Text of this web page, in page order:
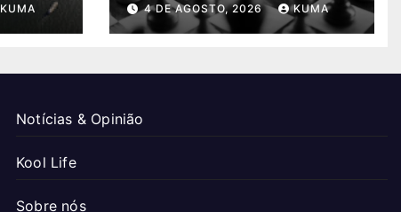
KUMA 4 DE AGOSTO, 2026 KUMA
Notícias & Opinião
Kool Life
Sobre nós